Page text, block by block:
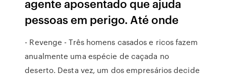
agente aposentado que ajuda
pessoas em perigo. Até onde
- Revenge - Três homens casados e ricos fazem
anualmente uma espécie de caçada no
deserto. Desta vez, um dos empresários decide